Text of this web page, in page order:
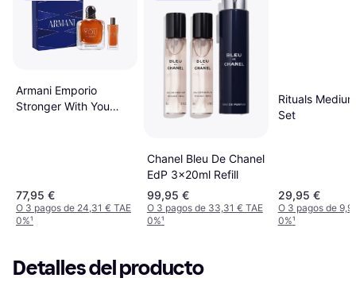
Armani Emporio
Stronger With You
77,95 €
O 3 pagos de 24,31 € TAE
0%¹
Chanel Bleu De Chanel
EdP 3x20ml Refill
99,95 €
O 3 pagos de 33,31 € TAE
0%¹
Rituals
Set
29,95 €
O 3 pagos de
0%¹
Detalles del producto